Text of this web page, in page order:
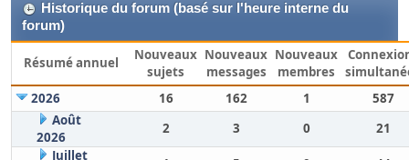
Historique du forum (basé sur l'heure interne du
forum)
Résumé annuel
Nouveaux
sujets
Nouveaux
messages
Nouveaux
membres
2026
16 162 1
587
Août
2026
2 3 0
21
Juillet